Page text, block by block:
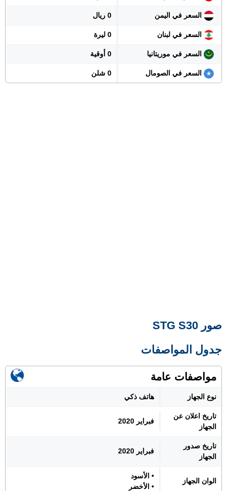
السعر في اليمن 0 ريال
السعر في لبنان 0 ليرة
السعر في موريتانيا 0 أوقية
السعر في الصومال 0 شلن
صور STG S30
جدول المواصفات
مواصفات عامة
نوع الجهاز هاتف ذكي
تاريخ اعلان عن
الجهاز
فبراير 2020
تاريخ صدور
الجهاز
فبراير 2020
الوان الجهاز
• الأسود
• الأخضر